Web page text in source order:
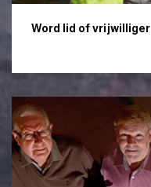
Word lid of vrijwilliger